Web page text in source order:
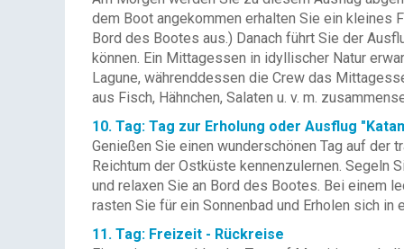
dem Boot angekommen erhalten Sie ein kleines
Bord des Bootes aus.) Danach führt Sie der
können. Ein Mittagessen in idyllischer Natur
Lagune, währenddessen die Crew das
aus Fisch, Hähnchen, Salaten u. v. m.
10. Tag: Tag zur Erholung oder Ausflug
Genießen Sie einen wunderschönen Tag auf
Reichtum der Ostküste kennenzulernen. Segeln
und relaxen Sie an Bord des Bootes. Bei einem
rasten Sie für ein Sonnenbad und Erholen sich in
11. Tag: Freizeit - Rückreise